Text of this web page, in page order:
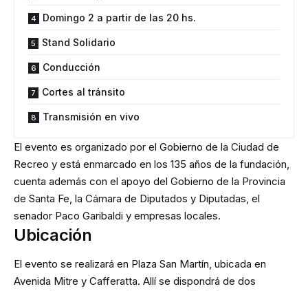
Domingo 2 a partir de las 20 hs.
Stand Solidario
Conducción
Cortes al tránsito
Transmisión en vivo
El evento es organizado por el Gobierno de la Ciudad de
Recreo y está enmarcado en los 135 años de la fundación,
cuenta además con el apoyo del Gobierno de la Provincia
de Santa Fe, la Cámara de Diputados y Diputadas, el
senador Paco Garibaldi y empresas locales.
Ubicación
El evento se realizará en Plaza San Martín, ubicada en
Avenida Mitre y Cafferatta. Allí se dispondrá de dos